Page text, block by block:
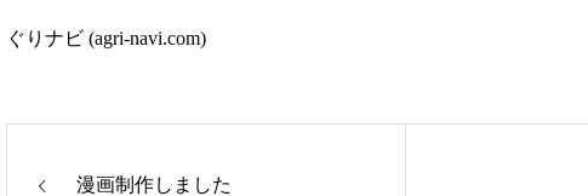
ぐりナビ (agri-navi.com)
漫画制作しました